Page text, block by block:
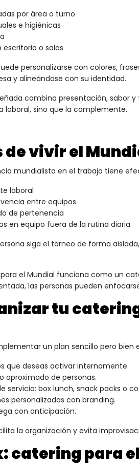
por área o turno
e higiénicas
o salas
personalizarse con colores,
y alineándose con su identidad.
combina presentación, sabor
laboral, sino que la complemente.
de vivir el
mundialista en el trabajo tiene
laboral
entre equipos
de pertenencia
en equipo fuera de la rutina diaria
siga el torneo de forma
el Mundial funciona como un
las personas pueden
tu
un plan sencillo pero bien
que deseas activar internamente.
aproximado de personas.
servicio: box lunch, snack packs o
personalizadas con branding.
con anticipación.
la organización y evita
catering para